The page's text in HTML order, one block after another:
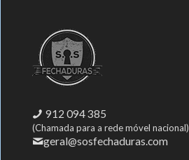
912 094 385
(Chamada para a rede móvel nacional)
geral@sosfechaduras.com